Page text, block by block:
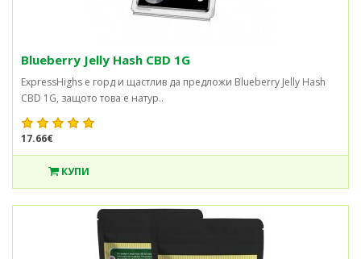
Blueberry Jelly Hash CBD 1G
ExpressHighs е горд и щастлив да предложи Blueberry Jelly Hash
CBD 1G, защото това е натур..
17.66€
КУПИ